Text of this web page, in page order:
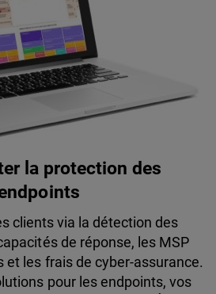
la protection des
clients via la détection des
de réponse, les MSP
et les frais de cyber-assurance.
pour les endpoints, vos